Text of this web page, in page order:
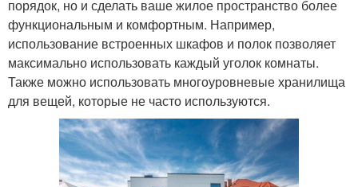
порядок, но и сделать ваше жилое пространство более
функциональным и комфортным. Например,
использование встроенных шкафов и полок позволяет
максимально использовать каждый уголок комнаты.
Также можно использовать многоуровневые хранилища
для вещей, которые не часто используются.